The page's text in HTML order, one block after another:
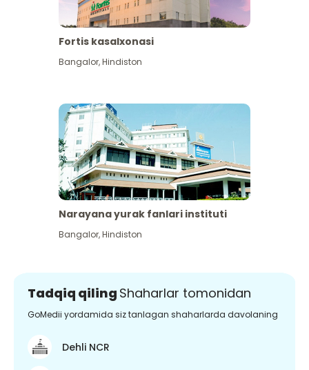
Fortis kasalxonasi
Bangalor,Hindiston
Narayana yurak fanlari instituti
Bangalor,Hindiston
Tadqiq qiling Shaharlar tomonidan
GoMedii yordamida siz tanlagan shaharlarda davolaning
Dehli NCR